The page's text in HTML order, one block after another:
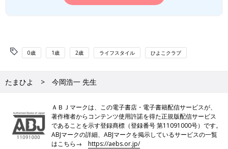
0歳 1歳 2歳 ライフスタイル ひよこクラブ
たまひよ 今岡浩一 先生
ＡＢＪマークは、この電子書店・電子書籍配信サービスが、
著作権者からコンテンツ使用許諾を得た正規版配信サービス
であることを示す登録商標（登録番号 第11091000号）です。
ABJマークの詳細、ABJマークを掲示しているサービスの一覧
はこちら→https://aebs.or.jp/